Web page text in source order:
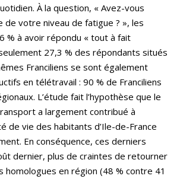
À la question, « Avez-vous
de votre niveau de fatigue ? », les
% à avoir répondu « tout à fait
27,3 % des répondants situés
Franciliens se sont également
en télétravail : 90 % de Franciliens
L’étude fait l’hypothèse que le
a largement contribué à
de vie des habitants d’Ile-de-France
En conséquence, ces derniers
dernier, plus de craintes de retourner
homologues en région (48 % contre 41